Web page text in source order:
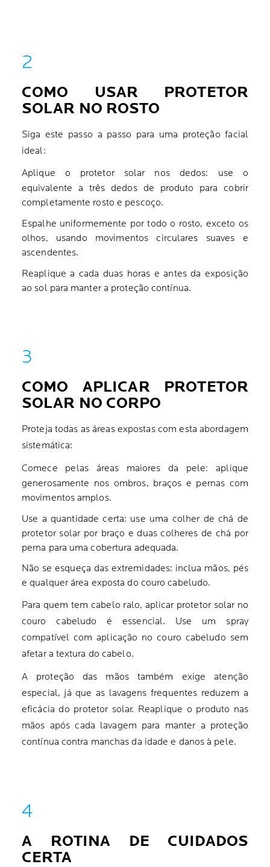
COMO USAR PROTETOR
SOLAR NO ROSTO
Siga este passo a passo para uma proteção facial
ideal:
Aplique o protetor solar nos dedos: use o
equivalente a três dedos de produto para cobrir
completamente rosto e pescoço.
Espalhe uniformemente por todo o rosto, exceto os
olhos, usando movimentos circulares suaves e
ascendentes.
Reaplique a cada duas horas e antes da exposição
ao sol para manter a proteção contínua.
COMO APLICAR PROTETOR
SOLAR NO CORPO
Proteja todas as áreas expostas com esta abordagem
sistemática:
Comece pelas áreas maiores da pele: aplique
generosamente nos ombros, braços e pernas com
movimentos amplos.
Use a quantidade certa: use uma colher de chá de
protetor solar por braço e duas colheres de chá por
perna para uma cobertura adequada.
Não se esqueça das extremidades: inclua mãos, pés
e qualquer área exposta do couro cabeludo.
Para quem tem cabelo ralo, aplicar protetor solar no
couro cabeludo é essencial. Use um spray
compatível com aplicação no couro cabeludo sem
afetar a textura do cabelo.
A proteção das mãos também exige atenção
especial, já que as lavagens frequentes reduzem a
eficácia do protetor solar. Reaplique o produto nas
mãos após cada lavagem para manter a proteção
contínua contra manchas da idade e danos à pele.
A ROTINA DE CUIDADOS
CERTA